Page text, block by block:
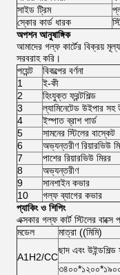
সাইড ট্রিম
স্কোর কার্ড ধারক
অপশন আনুষাঙ্গিক
আমাদের গল্ফ কার্টের বিক্রয়
সরবরাহ করি।
পয়েন্ট
বিকল্পের বর্ণনা
1
ই-কী
2
হিংযুক্ত ফ্রন্টশিল্ড
3
ল্যামিনেটেড উইপার সহ
4
ইস্পাত ব্রাশ গার্ড
5
সামনের স্টিলের বাস্কেট
6
অভ্যন্তরীণ রিয়ারভিউ
7
পাশের রিয়ারভিউ মিরর
8
অভ্যন্তরীণ
9
সানশাইন কভার
10
গল্ফ ব্যাগের কভার
প্যাকিং ও শিপিং
এক্সকার গল্ফ কার্ট স্টিলের বাক্সে
মডেল
মাত্রা ((মিমি)
A1H2/CC
ছাদ এবং উইন্ডশিল্ড